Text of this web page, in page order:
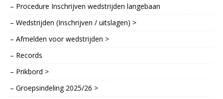
– Procedure Inschrijven wedstrijden langebaan
– Wedstrijden (Inschrijven / uitslagen) >
– Afmelden voor wedstrijden >
– Records
– Prikbord >
– Groepsindeling 2025/26 >